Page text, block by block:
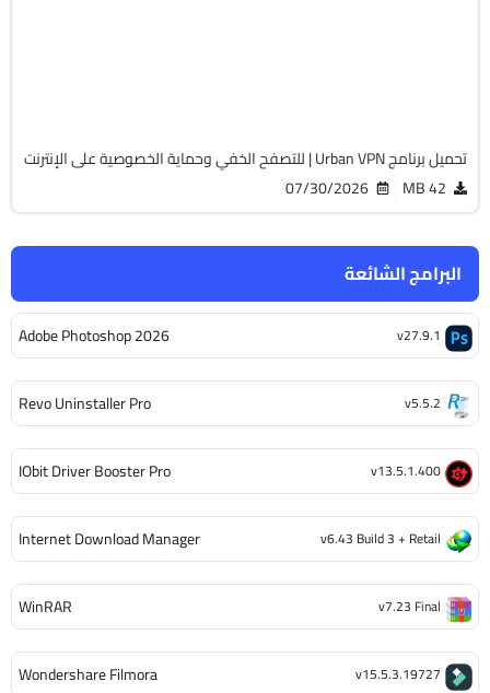
البرامج الشائعة
Adobe Photoshop 2026 v27.9.1
Revo Uninstaller Pro v5.5.2
IObit Driver Booster Pro v13.5.1.400
Internet Download Manager v6.43 Build 3 + Retail
WinRAR v7.23 Final
Wondershare Filmora v15.5.3.19727
تحميل برنامج Urban VPN | للتصفح الخفي وحماية الخصوصية على الإنترنت
42 MB
07/30/2026